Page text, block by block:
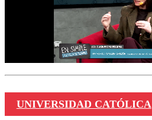
UNIVERSIDAD CATÓLICA